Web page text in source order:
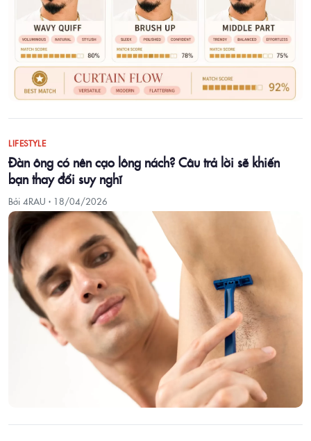
LIFESTYLE
Đàn ông có nên cạo lông nách? Câu trả lời sẽ khiến
bạn thay đổi suy nghĩ
Bởi 4RAU · 18/04/2026